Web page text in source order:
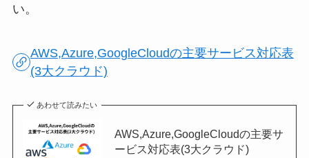
い。
AWS,Azure,GoogleCloudの主要サービス対応表
(3大クラウド)
あわせて読みたい
AWS,Azure,GoogleCloudの主要サ
ービス対応表(3大クラウド)